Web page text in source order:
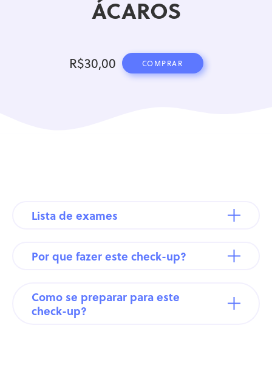
ÁCAROS
R$30,00 COMPRAR
Lista de exames
Por que fazer este check-up?
Como se preparar para este
check-up?